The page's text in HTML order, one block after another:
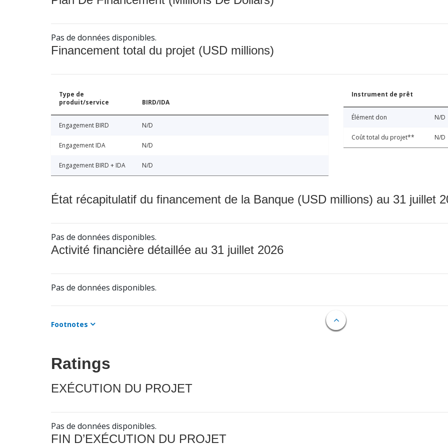
Pas de données disponibles.
Financement total du projet (USD millions)
Type de
produit/service
BIRD/IDA
Engagement BIRD N/D
Engagement IDA N/D
Engagement BIRD + IDA N/D
Instrument de prêt
Élément don N/D
Coût total du projet** N/D
État récapitulatif du financement de la Banque (USD millions) au 31 juillet
Pas de données disponibles.
Activité financière détaillée au 31 juillet 2026
Pas de données disponibles.
Footnotes
Ratings
EXÉCUTION DU PROJET
Pas de données disponibles.
FIN D’EXÉCUTION DU PROJET